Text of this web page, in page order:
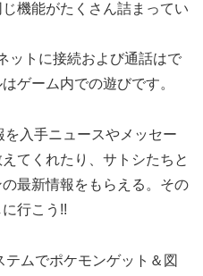
機能がたくさん詰まってい
ットに接続および通話はで
ゲーム内での遊びです。
入手ニュースやメッセー
てくれたり、サトシたちと
最新情報をもらえる。その
行こう!!
テムでポケモンゲット＆図